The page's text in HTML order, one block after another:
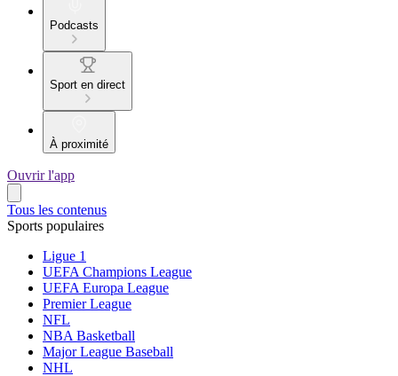
Podcasts
Sport en direct
À proximité
Ouvrir l'app
Tous les contenus
Sports populaires
Ligue 1
UEFA Champions League
UEFA Europa League
Premier League
NFL
NBA Basketball
Major League Baseball
NHL